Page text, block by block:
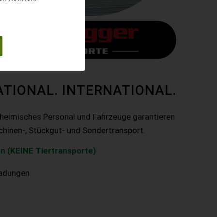
INTERNATIONAL.
Personal und Fahrzeuge garantieren
, Stückgut- und Sondertransport.
(KEINE Tiertransporte)